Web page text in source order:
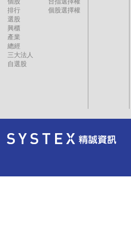
排行
選股
興櫃
產業
總經
三大法人
自選股
個股選擇權